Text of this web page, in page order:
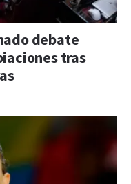
debate
tras